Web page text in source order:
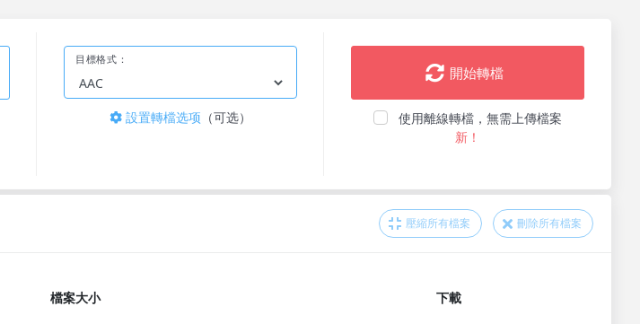
目標格式：
設置轉檔选项 （可选）
開始轉檔
使用離線轉檔，無需上傳檔案
新！
壓縮所有檔案 刪除所有檔案
檔案大小 下載